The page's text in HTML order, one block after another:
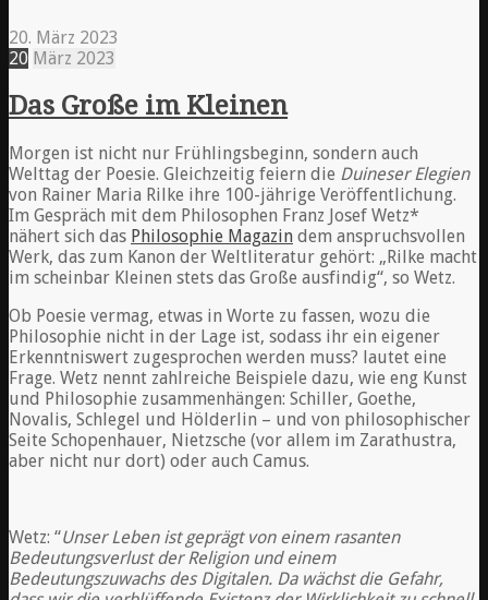
20. März 2023
20 März 2023
Das Große im Kleinen
Morgen ist nicht nur Frühlingsbeginn, sondern auch
Welttag der Poesie. Gleichzeitig feiern die Duineser Elegien
von Rainer Maria Rilke ihre 100-jährige Veröffentlichung.
Im Gespräch mit dem Philosophen Franz Josef Wetz*
nähert sich das Philosophie Magazin dem anspruchsvollen
Werk, das zum Kanon der Weltliteratur gehört: „Rilke macht
im scheinbar Kleinen stets das Große ausfindig“, so Wetz.
Ob Poesie vermag, etwas in Worte zu fassen, wozu die
Philosophie nicht in der Lage ist, sodass ihr ein eigener
Erkenntniswert zugesprochen werden muss? lautet eine
Frage. Wetz nennt zahlreiche Beispiele dazu, wie eng Kunst
und Philosophie zusammenhängen: Schiller, Goethe,
Novalis, Schlegel und Hölderlin – und von philosophischer
Seite Schopenhauer, Nietzsche (vor allem im Zarathustra,
aber nicht nur dort) oder auch Camus.
Wetz: “Unser Leben ist geprägt von einem rasanten
Bedeutungsverlust der Religion und einem
Bedeutungszuwachs des Digitalen. Da wächst die Gefahr,